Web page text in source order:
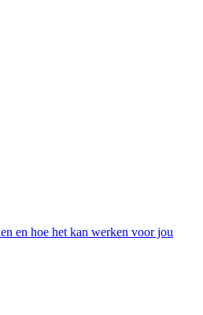
en hoe het kan werken voor jou